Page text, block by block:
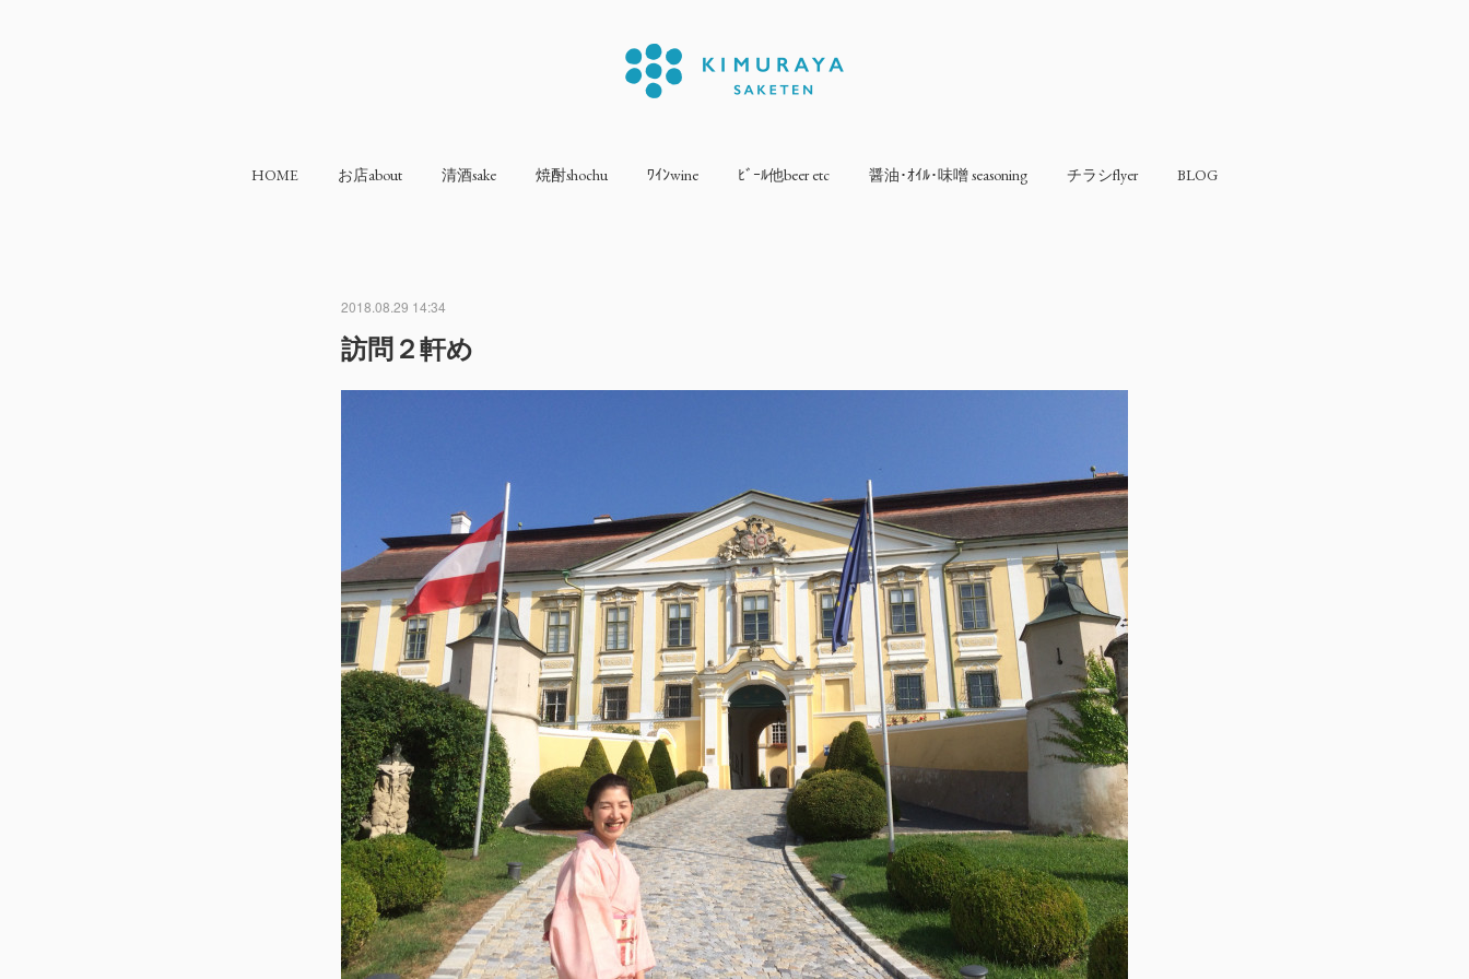
HOME お店about 清酒sake 焼酎shochu ﾜｲﾝwine ﾋﾞｰﾙ他beer etc 醤油･ｵｲﾙ･味噌 seasoning チラシflyer BLOG
2018.08.29 14:34
訪問２軒め